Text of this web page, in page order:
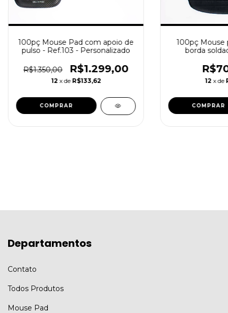
100pç Mouse Pad com apoio de
pulso - Ref.103 - Personalizado
R$1.350,00 R$1.299,00
12 x de R$133,62
100pç Mouse
borda
12 x de
Departamentos
Contato
Todos Produtos
Mouse Pad